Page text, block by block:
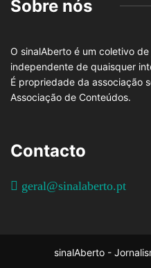
Sobre nós
O sinalAberto é um coletivo
independente de quaisquer
É propriedade da associação
Associação de Conteúdos.
Contacto
geral@sinalaberto.pt
sinalAberto -